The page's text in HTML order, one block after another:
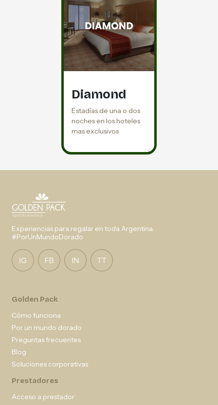
Diamond
Estadías de una o dos
noches en los hoteles
mas exclusivos
Experiencias para regalar en toda Argentina.
#PorUnMundoDorado
Golden Pack
Cómo funciona
Por un mundo dorado
Preguntas frecuentes
Blog
Soluciones corporativas
Prestadores
Acceso a prestador